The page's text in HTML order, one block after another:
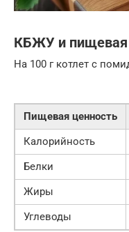
КБЖУ и пищевая
На 100 г котлет с
Пищевая ценность
Калорийность
Белки
Жиры
Углеводы